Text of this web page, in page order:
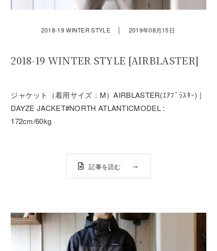
2018-19 WINTER STYLE ｜ 2019年08月15日
2018-19 WINTER STYLE [AIRBLASTER]
ジャケット（着用サイズ：M）AIRBLASTER(ｴｱﾌﾞﾗｽﾀｰ) |
DAYZE JACKET#NORTH ATLANTICMODEL :
172cm/60kg
記事を読む